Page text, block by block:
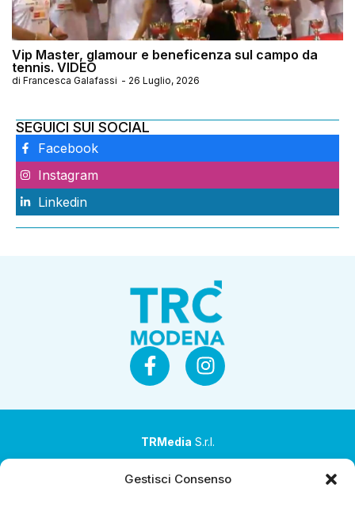
Gestisci Consenso
Vip Master, glamour e beneficenza sul campo da
tennis. VIDEO
di Francesca Galafassi - 26 Luglio, 2026
SEGUICI SUI SOCIAL
Facebook
Instagram
Linkedin
TRMedia S.r.l.